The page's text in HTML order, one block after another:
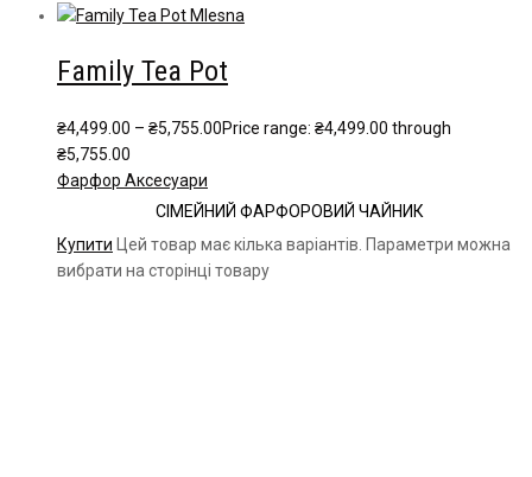
Family Tea Pot
₴4,499.00 – ₴5,755.00Price range: ₴4,499.00 through
₴5,755.00
Фарфор Аксесуари
СІМЕЙНИЙ ФАРФОРОВИЙ ЧАЙНИК
Купити Цей товар має кілька варіантів. Параметри можна
вибрати на сторінці товару